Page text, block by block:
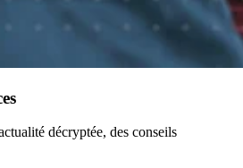
décryptée, des conseils